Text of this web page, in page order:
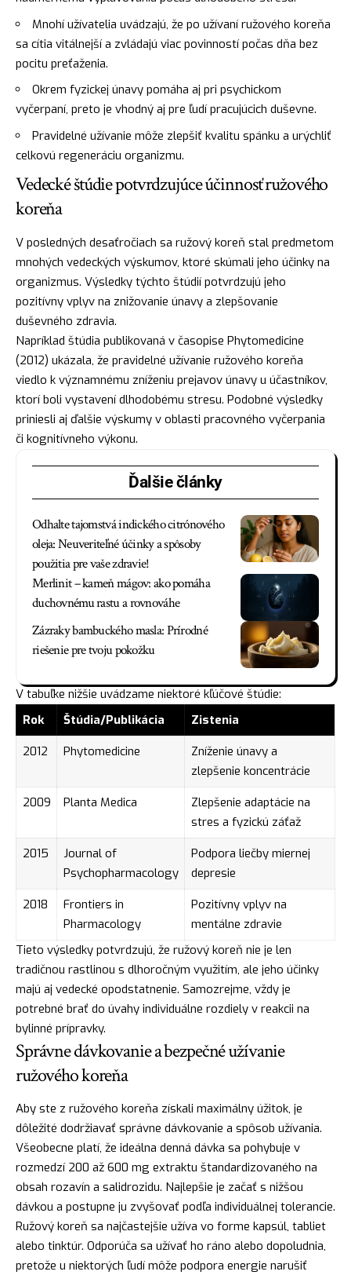
Mnohí užívatelia uvádzajú, že po užívaní ružového koreňa
sa cítia vitálnejší a zvládajú viac povinností počas dňa bez
pocitu preťaženia.
Okrem fyzickej únavy pomáha aj pri psychickom
vyčerpaní, preto je vhodný aj pre ľudí pracujúcich duševne.
Pravidelné užívanie môže zlepšiť kvalitu spánku a urýchliť
celkovú regeneráciu organizmu.
Vedecké štúdie potvrdzujúce účinnosť ružového
koreňa
V posledných desaťročiach sa ružový koreň stal predmetom
mnohých vedeckých výskumov, ktoré skúmali jeho účinky na
organizmus. Výsledky týchto štúdií potvrdzujú jeho
pozitívny vplyv na znižovanie únavy a zlepšovanie
duševného zdravia.
Napríklad štúdia publikovaná v časopise Phytomedicine
(2012) ukázala, že pravidelné užívanie ružového koreňa
viedlo k významnému zníženiu prejavov únavy u účastníkov,
ktorí boli vystavení dlhodobému stresu. Podobné výsledky
priniesli aj ďalšie výskumy v oblasti pracovného vyčerpania
či kognitívneho výkonu.
Ďalšie články
Odhalte tajomstvá indického citrónového
oleja: Neuveriteľné účinky a spôsoby
použitia pre vaše zdravie!
Merlinit – kameň mágov: ako pomáha
duchovnému rastu a rovnováhe
Zázraky bambuckého masla: Prírodné
riešenie pre tvoju pokožku
V tabuľke nižšie uvádzame niektoré kľúčové štúdie:
Rok
Štúdia/Publikácia
Zistenia
2012
Phytomedicine
Zníženie únavy a
zlepšenie koncentrácie
2009
Planta Medica
Zlepšenie adaptácie na
stres a fyzickú záťaž
2015
Journal of
Psychopharmacology
Podpora liečby miernej
depresie
2018
Frontiers in
Pharmacology
Pozitívny vplyv na
mentálne zdravie
Tieto výsledky potvrdzujú, že ružový koreň nie je len
tradičnou rastlinou s dlhoročným využitím, ale jeho účinky
majú aj vedecké opodstatnenie. Samozrejme, vždy je
potrebné brať do úvahy individuálne rozdiely v reakcii na
bylinné prípravky.
Správne dávkovanie a bezpečné užívanie
ružového koreňa
Aby ste z ružového koreňa získali maximálny úžitok, je
dôležité dodržiavať správne dávkovanie a spôsob užívania.
Všeobecne platí, že ideálna denná dávka sa pohybuje v
rozmedzí 200 až 600 mg extraktu štandardizovaného na
obsah rozavín a salidrozidu. Najlepšie je začať s nižšou
dávkou a postupne ju zvyšovať podľa individuálnej tolerancie.
Ružový koreň sa najčastejšie užíva vo forme kapsúl, tabliet
alebo tinktúr. Odporúča sa užívať ho ráno alebo dopoludnia,
pretože u niektorých ľudí môže podpora energie narušiť